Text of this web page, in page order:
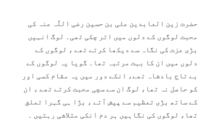
حضرت زین العابدین علی بن حسین رضی اللّٰہ عنہ کی
محبت لوگوں کے دلوں میں اتر چکی تھی۔ لوگ انہیں
بڑی عزت کی نگاہ سے دیکھا کرتے تھے ، لوگوں کے
دلوں میں ان کا بہت مرتبہ تھا۔ گویا یہ لوگوں کے
بے تاج بادشاہ تھے، انکے دور میں یہ مقام کسی اور
کو حاصل نہ تھا، لوگ ان سے سچی محبت کرتے تھے ، ان
کے ساتھ بڑی تعظیم سے پیش آتے ، بڑا ہی گہرا تعلق
تھا، لوگوں کی نگاہیں ہر دم انکی متلاشی رہتیں ۔